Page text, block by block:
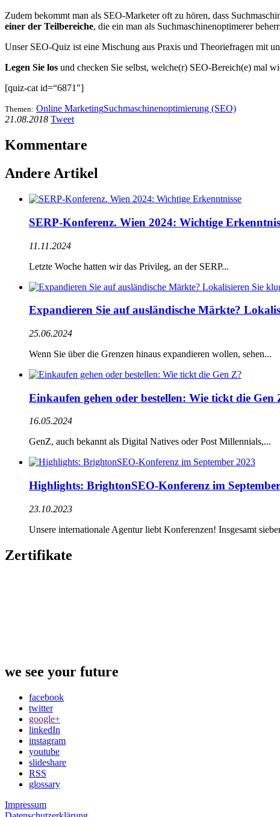
Zudem bekommt man als SEO-Marketer oft zu hören, dass
einer der Teilbereiche, die ein man als Suchmaschinenoptimerer
Unser SEO-Quiz ist eine Mischung aus Praxis und Theoriefragen mit
Legen Sie los und checken Sie selbst, welche(r) SEO-Bereich(e) mal
[quiz-cat id=“6871″]
Themen: Online MarketingSuchmaschinenoptimierung (SEO)
21.08.2018 Tweet
Kommentare
Andere Artikel
SERP-Konferenz. Wien 2024: Wichtige
11.11.2024
Letzte Woche hatten wir das Privileg, an der SERP...
Expandieren Sie auf ausländische Märkte?
25.06.2024
Wenn Sie über die Grenzen hinaus expandieren wollen, sehen...
Einkaufen gehen oder bestellen: Wie tickt die Gen
16.05.2024
GenZ, auch bekannt als Digital Natives oder Post Millennials,...
Highlights: BrightonSEO-Konferenz im
23.10.2023
Unsere internationale Agentur liebt Konferenzen! Insgesamt
Zertifikate
we see your future
facebook
twitter
google+
linkedIn
instagram
youtube
slideshare
RSS
glossary
Impressum